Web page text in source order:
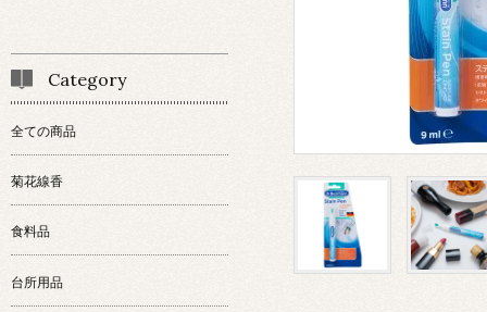
Category
全ての商品
菊花線香
食料品
台所用品